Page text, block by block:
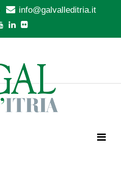
info@galvalleditria.it